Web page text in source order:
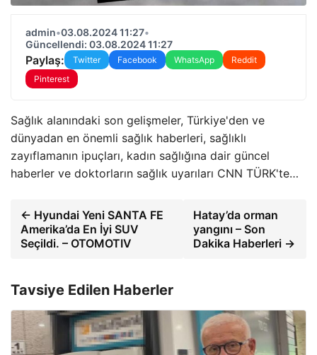
admin•03.08.2024 11:27•
Güncellendi: 03.08.2024 11:27
Paylaş: Twitter Facebook WhatsApp
Reddit
Pinterest
Sağlık alanındaki son gelişmeler, Türkiye'den ve
dünyadan en önemli sağlık haberleri, sağlıklı
zayıflamanın ipuçları, kadın sağlığına dair güncel
haberler ve doktorların sağlık uyarıları CNN TÜRK'te…
← Hyundai Yeni SANTA FE
Amerika’da En İyi SUV
Seçildi. – OTOMOTIV
Hatay’da orman
yangını – Son
Dakika Haberleri →
Tavsiye Edilen Haberler